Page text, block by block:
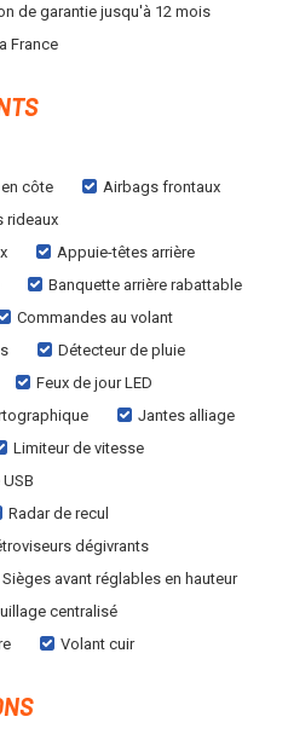
de garantie jusqu'à 12 mois
France
côte
Airbags frontaux
rideaux
Appuie-têtes arrière
Banquette arrière rabattable
Commandes au volant
Détecteur de pluie
Feux de jour LED
Jantes alliage
Limiteur de vitesse
Radar de recul
dégivrants
Sièges avant réglables en hauteur
centralisé
Volant cuir